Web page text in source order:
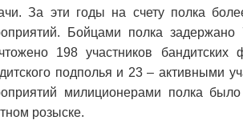
За эти годы на счету полка
Бойцами полка
198 участников
подполья и 23 – активными
милиционерами полка
розыске.